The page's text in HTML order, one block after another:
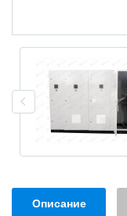
Описание